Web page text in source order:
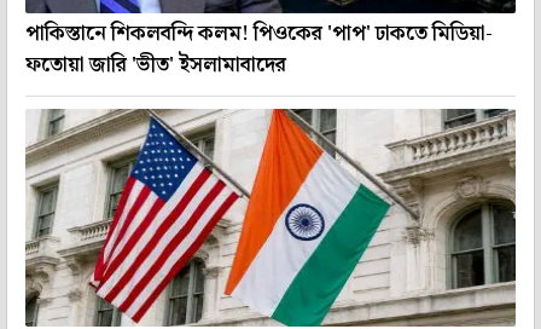
পাকিস্তানে শিকলবন্দি কলম! পিওকের 'পাপ' ঢাকতে মিডিয়া-
ফতোয়া জারি 'ভীত' ইসলামাবাদের